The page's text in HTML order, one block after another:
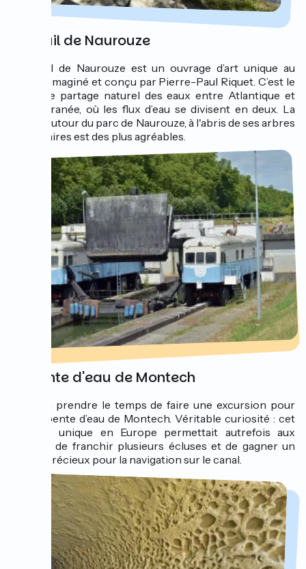
Le seuil de Naurouze
Le Seuil de Naurouze est un ouvrage d’art unique au
monde imaginé et conçu par Pierre-Paul Riquet. C’est le
point de partage naturel des eaux entre Atlantique et
Méditerranée, où les flux d’eau se divisent en deux. La
balade autour du parc de Naurouze, à l'abris de ses arbres
centenaires est des plus agréables.
La pente d'eau de Montech
Il faudra prendre le temps de faire une excursion pour
voir la pente d’eau de Montech. Véritable curiosité : cet
ouvrage unique en Europe permettait autrefois aux
bateaux de franchir plusieurs écluses et de gagner un
temps précieux pour la navigation sur le canal.